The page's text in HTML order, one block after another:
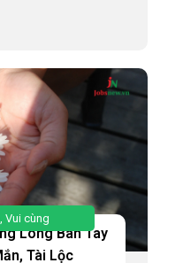
Vui cùng
Lòng Bàn Tay
Tài Lộc